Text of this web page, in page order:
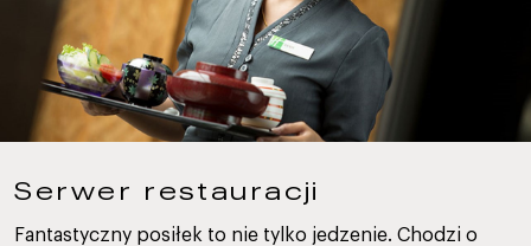
Serwer restauracji
Fantastyczny posiłek to nie tylko jedzenie. Chodzi o